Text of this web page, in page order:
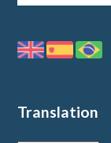
Translation